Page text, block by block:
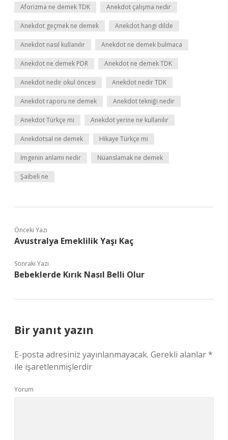
Aforizma ne demek TDK Anekdot çalışma nedir
Anekdot geçmek ne demek Anekdot hangi dilde
Anekdot nasıl kullanılır Anekdot ne demek bulmaca
Anekdot ne demek PDR Anekdot ne demek TDK
Anekdot nedir okul öncesi Anekdot nedir TDK
Anekdot raporu ne demek Anekdot tekniği nedir
Anekdot Türkçe mi Anekdot yerine ne kullanılır
Anekdotsal ne demek Hikaye Türkçe mi
İmgenin anlamı nedir Nüanslamak ne demek
Şaibeli ne
Önceki Yazı
Avustralya Emeklilik Yaşı Kaç
Sonraki Yazı
Bebeklerde Kırık Nasıl Belli Olur
Bir yanıt yazın
E-posta adresiniz yayınlanmayacak. Gerekli alanlar*
ile işaretlenmişlerdir
Yorum